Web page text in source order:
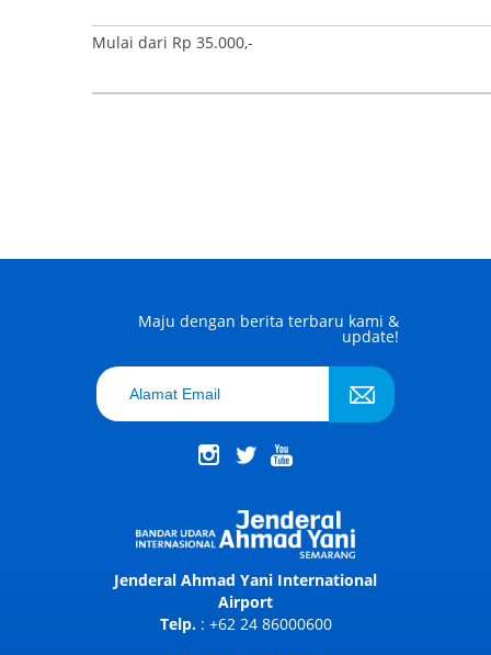
Mulai dari Rp 35.000,-
Maju dengan berita terbaru kami &
update!
Jenderal Ahmad Yani International
Airport
Telp. : +62 24 86000600